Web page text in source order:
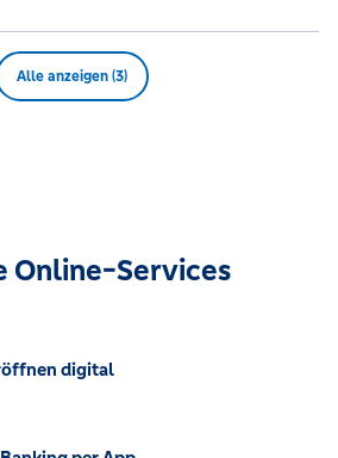
Alle anzeigen (3)
Online-Services
digital